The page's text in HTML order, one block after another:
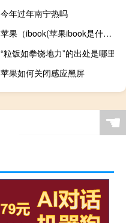
今年过年南宁热吗
苹果（ibook(苹果ibook是什么)）
“粒饭如拳饶地力”的出处是哪里
苹果如何关闭感应黑屏
☚